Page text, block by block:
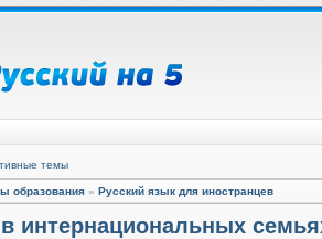
темы
образования » Русский язык для иностранцев
интернациональных